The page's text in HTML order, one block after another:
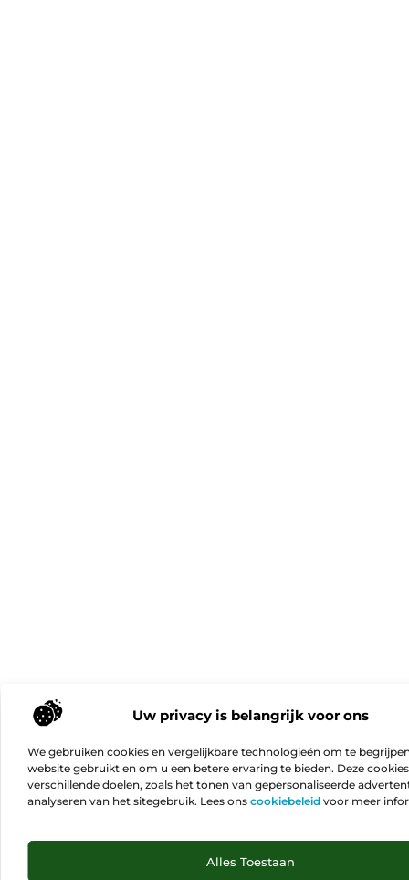
Uw privacy is belangrijk voor ons
We gebruiken cookies en vergelijkbare technologieën om te
website gebruikt en om u een betere ervaring te bieden. Deze
verschillende doelen, zoals het tonen van gepersonaliseerde
analyseren van het sitegebruik. Lees ons cookiebeleid voor meer
Alles Toestaan